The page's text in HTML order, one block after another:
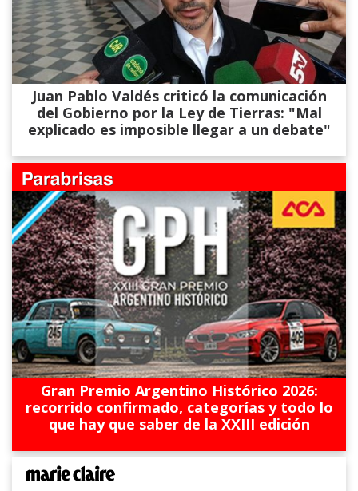
Juan Pablo Valdés criticó la comunicación
del Gobierno por la Ley de Tierras: "Mal
explicado es imposible llegar a un debate"
Gran Premio Argentino Histórico 2026:
recorrido confirmado, categorías y todo lo
que hay que saber de la XXIII edición